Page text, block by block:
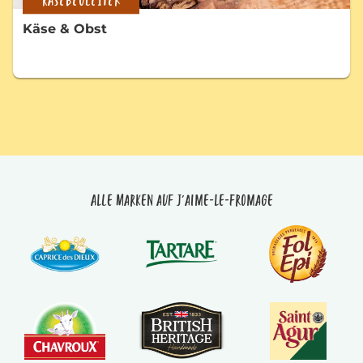
Käse & Obst
Alle Marken auf J'aime-le-fromage